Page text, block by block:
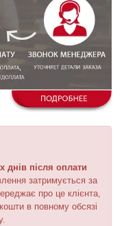
днів після оплати
затримується за
про це клієнта,
в повному обсязі